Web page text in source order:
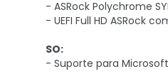
- ASRock Polychrome
- UEFI Full HD ASRock
SO:
- Suporte para